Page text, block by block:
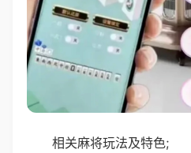
相关麻将玩法及特色;